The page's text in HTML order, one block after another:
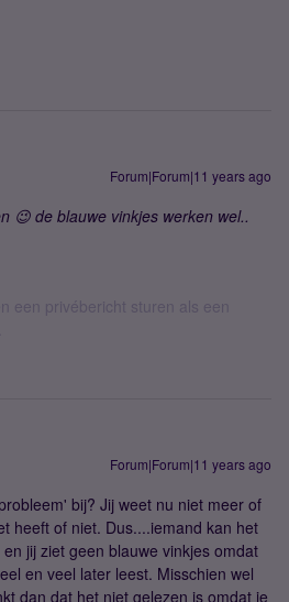
Forum|Forum|11 years ago
😉 de blauwe vinkjes werken wel..
een privébericht sturen als een
Forum|Forum|11 years ago
bij? Jij weet nu niet meer of
heeft of niet. Dus....iemand kan het
jij ziet geen blauwe vinkjes omdat
en veel later leest. Misschien wel
dan dat het niet gelezen is omdat je